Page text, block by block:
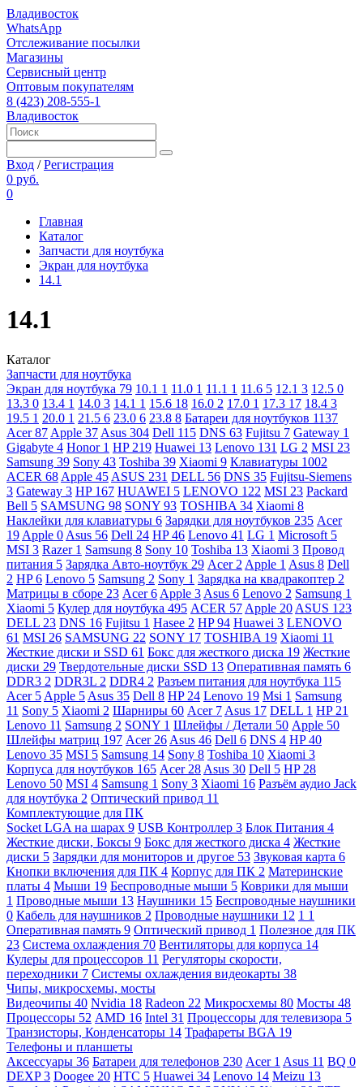
Владивосток
WhatsApp
Отслеживание посылки
Магазины
Сервисный центр
Оптовым покупателям
8 (423) 208-555-1
Владивосток
Вход /Регистрация
0 руб.
0
Главная
Каталог
Запчасти для ноутбука
Экран для ноутбука
14.1
14.1
Каталог
Запчасти для ноутбука
Экран для ноутбука 79 10.1 1 11.0 1 11.1 1 11.6 5 12.1 3 12.5 0
13.3 0 13.4 1 14.0 3 14.1 1 15.6 18 16.0 2 17.0 1 17.3 17 18.4 3
19.5 1 20.0 1 21.5 6 23.0 6 23.8 8 Батареи для ноутбуков 1137
Acer87 Apple 37 Asus 304 Dell 115 DNS 63 Fujitsu 7 Gateway 1
Gigabyte 4 Honor 1 HP 219 Huawei 13 Lenovo 131 LG 2 MSI 23
Samsung 39 Sony 43 Toshiba 39 Xiaomi 9 Клавиатуры 1002
ACER 68 Apple 45 ASUS 231 DELL 56 DNS 35 Fujitsu-Siemens
3 Gateway 3 HP 167 HUAWEI 5 LENOVO 122 MSI 23 Packard
Bell 5 SAMSUNG 98 SONY 93 TOSHIBA 34 Xiaomi 8
Наклейки для клавиатуры 6 Зарядки для ноутбуков 235 Acer
19 Apple 0 Asus 56 Dell 24 HP46 Lenovo 41 LG 1 Microsoft 5
MSI 3 Razer 1 Samsung 8 Sony 10 Toshiba 13 Xiaomi 3 Провод
питания 5 Зарядка Авто-ноутбук 29 Acer 2 Apple 1 Asus 8 Dell
2 HP6 Lenovo 5 Samsung 2 Sony 1 Зарядка на квадракоптер 2
Матрицы в сборе 23 Acer6 Apple 3 Asus 6 Lenovo 2 Samsung 1
Xiaomi 5 Кулер для ноутбука 495 ACER 57 Apple 20 ASUS 123
DELL 23 DNS 16 Fujitsu 1 Hasee 2 HP94 Huawei 3 LENOVO
61 MSI 26 SAMSUNG 22 SONY 17 TOSHIBA 19 Xiaomi 11
Жесткие диски и SSD 61 Бокс для жесткого диска 19 Жесткие
диски 29 Твердотельные диски SSD 13 Оперативная память 6
DDR3 2 DDR3L 2 DDR4 2 Разъем питания для ноутбука 115
Acer 5 Apple 5 Asus 35 Dell 8 HP 24 Lenovo 19 Msi 1 Samsung
11 Sony 5 Xiaomi 2 Шарниры 60 Acer 7 Asus 17 DELL 1 HP 21
Lenovo 11 Samsung 2 SONY 1 Шлейфы / Детали 50 Apple 50
Шлейфы матриц 197 Acer 26 Asus 46 Dell 6 DNS 4 HP40
Lenovo 35 MSI 5 Samsung 14 Sony 8 Toshiba 10 Xiaomi 3
Корпуса для ноутбуков 165 Acer 28 Asus 30 Dell 5 HP 28
Lenovo 50 MSI 4 Samsung 1 Sony 3 Xiaomi 16 Разъём аудио Jack
для ноутбука 2 Оптический привод 11
Комплектующие для ПК
Socket LGA на шарах 9 USB Контроллер 3 Блок Питания 4
Жесткие диски, Боксы 9 Бокс для жесткого диска 4 Жесткие
диски 5 Зарядки для мониторов и другое 53 Звуковая карта 6
Кнопки включения для ПК 4 Корпус для ПК 2 Материнские
платы 4 Мыши 19 Беспроводные мыши 5 Коврики для мыши
1 Проводные мыши 13 Наушники 15 Беспроводные наушники
0 Кабель для наушников 2 Проводные наушники 12 1 1
Оперативная память 9 Оптический привод 1 Полезное для ПК
23 Система охлаждения 70 Вентиляторы для корпуса 14
Кулеры для процессоров 11 Регуляторы скорости,
переходники 7 Системы охлаждения видеокарты 38
Чипы, микросхемы, мосты
Видеочипы 40 Nvidia 18 Radeon 22 Микросхемы 80 Мосты 48
Процессоры 52 AMD 16 Intel 31 Процессоры для телевизора 5
Транзисторы, Конденсаторы 14 Трафареты BGA 19
Телефоны и планшеты
Аксессуары 36 Батареи для телефонов 230 Acer 1 Asus 11 BQ 0
DEXP3 Doogee 20 HTC 5 Huawei 34 Lenovo 14 Meizu 13